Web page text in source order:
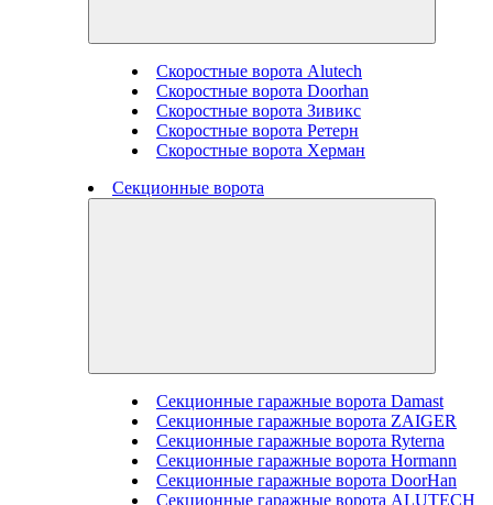
Скоростные ворота Alutech
Скоростные ворота Doorhan
Скоростные ворота Зивикс
Скоростные ворота Ретерн
Скоростные ворота Херман
Секционные ворота
Секционные гаражные ворота Damast
Секционные гаражные ворота ZAIGER
Секционные гаражные ворота Ryterna
Секционные гаражные ворота Hormann
Секционные гаражные ворота DoorHan
Секционные гаражные ворота ALUTECH